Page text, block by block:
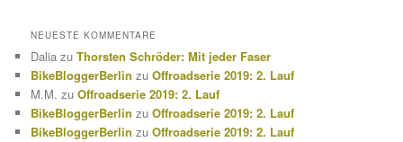
NEUESTE KOMMENTARE
Dalia zuThorsten Schröder: Mit jeder Faser
BikeBloggerBerlin zuOffroadserie 2019: 2. Lauf
M.M. zuOffroadserie 2019: 2. Lauf
BikeBloggerBerlin zuOffroadserie 2019: 2. Lauf
BikeBloggerBerlin zuOffroadserie 2019: 2. Lauf